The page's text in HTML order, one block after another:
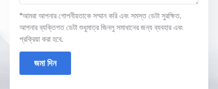
*আমরা আপনার গোপনীয়তাকে সম্মান করি এবং সমস্ত ডেটা সুরক্ষিত.
আপনার ব্যক্তিগত ডেটা শুধুমাত্র জিনলু সমাধানের জন্য ব্যবহার এবং
প্রক্রিয়া করা হবে.
জমা দিন